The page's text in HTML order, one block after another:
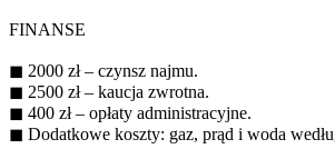
FINANSE
◼ 2000 zł – czynsz najmu.
◼ 2500 zł – kaucja zwrotna.
◼ 400 zł – opłaty administracyjne.
◼ Dodatkowe koszty: gaz, prąd i woda